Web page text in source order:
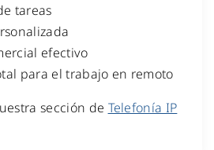
tareas
efectivo
para el trabajo en remoto
sección de Telefonía IP